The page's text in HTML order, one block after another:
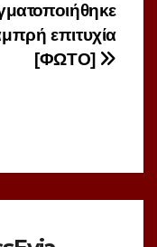
επιτυχία
[ΦΩΤΟ]